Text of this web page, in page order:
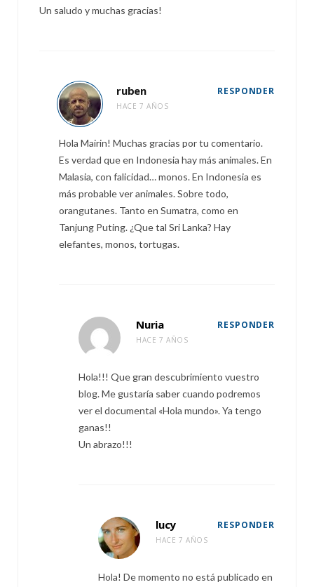
Un saludo y muchas gracias!
ruben
HACE 7 AÑOS
RESPONDER
Hola Mairin! Muchas gracias por tu comentario.
Es verdad que en Indonesia hay más animales. En
Malasia, con falicidad… monos. En Indonesia es
más probable ver animales. Sobre todo,
orangutanes. Tanto en Sumatra, como en
Tanjung Puting. ¿Que tal Sri Lanka? Hay
elefantes, monos, tortugas.
Nuria
HACE 7 AÑOS
RESPONDER
Hola!!! Que gran descubrimiento vuestro
blog. Me gustaría saber cuando podremos
ver el documental «Hola mundo». Ya tengo
ganas!!
Un abrazo!!!
lucy
HACE 7 AÑOS
RESPONDER
Hola! De momento no está publicado en